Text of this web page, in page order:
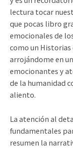
lectura tocar
que pocas libro
emocionales de
como un
arrojándome en
emocionantes y
de la humanidad
aliento.
La atención al
fundamentales
resumen la